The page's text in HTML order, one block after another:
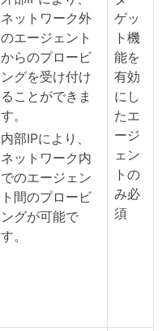
ネットワーク外
のエージェント
からのプロービ
ングを受け付け
ることができま
す。
内部IPにより、
ネットワーク内
でのエージェン
ト間のプロービ
ングが可能で
す。
ゲッ
ト機
能を
有効
にし
たエ
ージ
ェン
トの
み必
須